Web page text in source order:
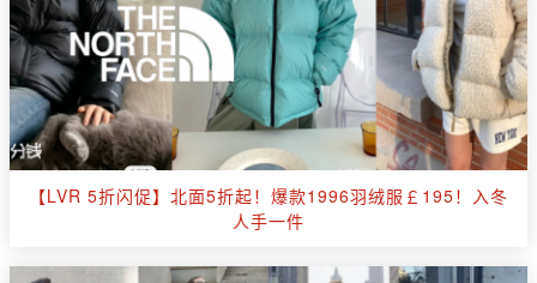
【LVR 5折闪促】北面5折起！爆款1996羽绒服￡195！入冬
人手一件